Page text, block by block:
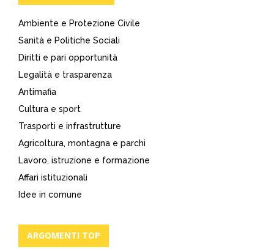
Ambiente e Protezione Civile
Sanità e Politiche Sociali
Diritti e pari opportunità
Legalità e trasparenza
Antimafia
Cultura e sport
Trasporti e infrastrutture
Agricoltura, montagna e parchi
Lavoro, istruzione e formazione
Affari istituzionali
Idee in comune
ARGOMENTI TOP